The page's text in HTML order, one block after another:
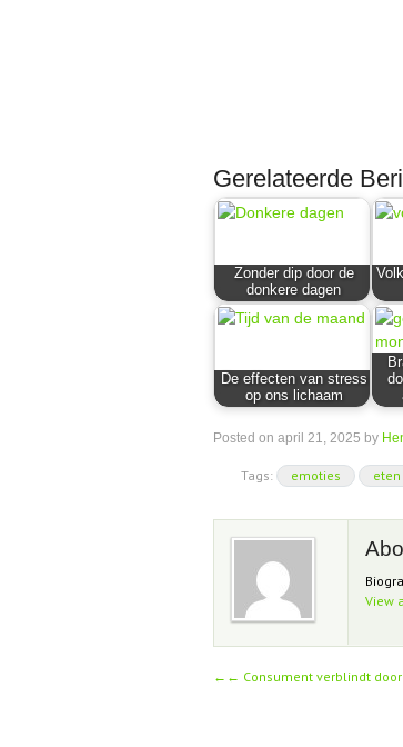
Gerelateerde
Zonder dip door de
donkere dagen
De effecten van stress
op ons lichaam
Posted on april 21, 2025 by
Tags: emoties eten
View
← Consument verblindt